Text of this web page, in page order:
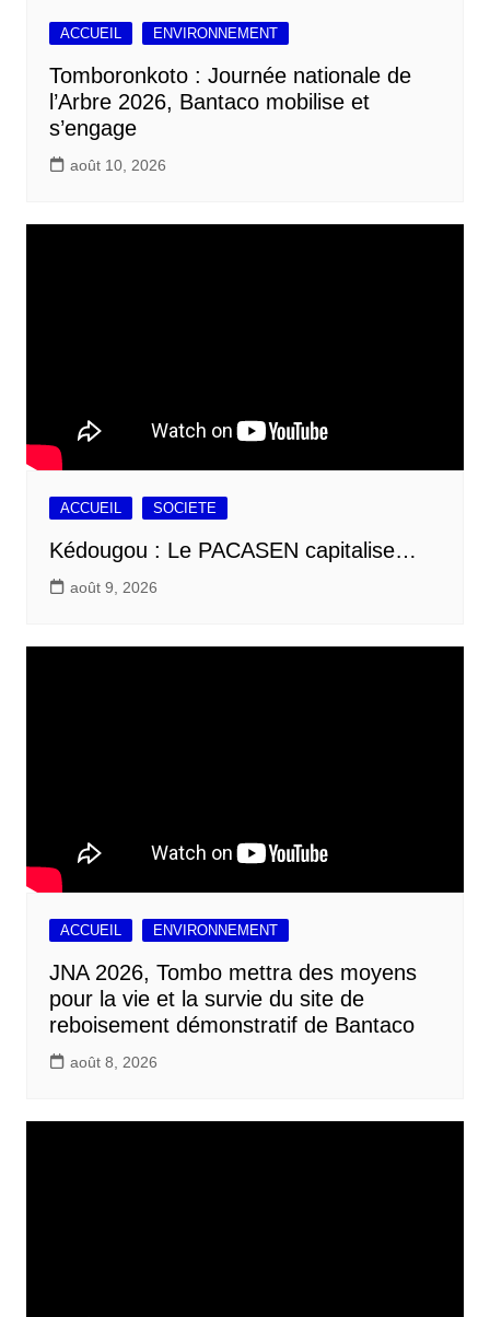
ACCUEIL ENVIRONNEMENT
Tomboronkoto : Journée nationale de
l’Arbre 2026, Bantaco mobilise et
s’engage
août 10, 2026
ACCUEIL SOCIETE
Kédougou : Le PACASEN capitalise…
août 9, 2026
ACCUEIL ENVIRONNEMENT
JNA 2026, Tombo mettra des moyens
pour la vie et la survie du site de
reboisement démonstratif de Bantaco
août 8, 2026